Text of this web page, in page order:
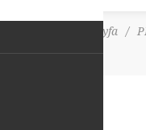
Ana Sayfa /